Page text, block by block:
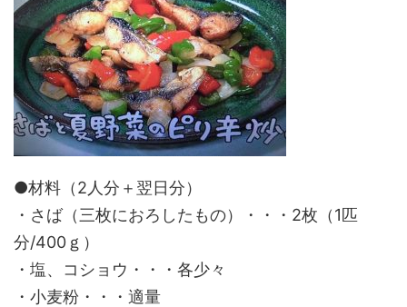
●材料（2人分＋翌日分）
・さば（三枚におろしたもの）・・・2枚（1匹
分/400ｇ）
・塩、コショウ・・・各少々
・小麦粉・・・適量